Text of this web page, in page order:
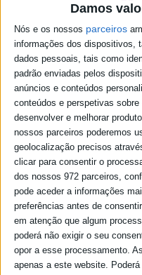
Damos
Nós e os nossos parceiros
informações dos dispositivos,
dados pessoais, tais como
padrão enviadas pelos
anúncios e conteúdos
conteúdos e perspetivas
desenvolver e melhorar
nossos parceiros poderemos
geolocalização precisos
clicar para consentir o
dos nossos 972 parceiros,
pode aceder a informações
preferências antes de
em atenção que algum
poderá não exigir o seu
opor a esse processamento.
apenas a este website.
apreciadores da boa música
comunidade brasileira
apresentado pelo
forma de comunicar e
público duma forma jamais
Programação
domingo 15:00
Podcast